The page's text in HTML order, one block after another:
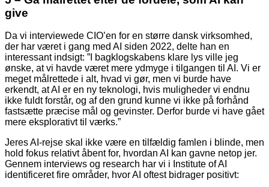
give
Da vi interviewede CIO’en for en større dansk virksomhed,
der har været i gang med AI siden 2022, delte han en
interessant indsigt: ”I bagklogskabens klare lys ville jeg
ønske, at vi havde været mere ydmyge i tilgangen til AI. Vi er
meget målrettede i alt, hvad vi gør, men vi burde have
erkendt, at AI er en ny teknologi, hvis muligheder vi endnu
ikke fuldt forstår, og af den grund kunne vi ikke på forhånd
fastsætte præcise mål og gevinster. Derfor burde vi have gået
mere eksplorativt til værks.”
Jeres AI-rejse skal ikke være en tilfældig famlen i blinde, men
hold fokus relativt åbent for, hvordan AI kan gavne netop jer.
Gennem interviews og research har vi i Institute of AI
identificeret fire områder, hvor AI oftest bidrager positivt: